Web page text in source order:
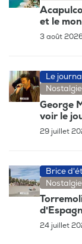
et le
3 août
Le
Nostalgie
George
voir le
29 juillet
Brice
Nostalgie
24 juillet